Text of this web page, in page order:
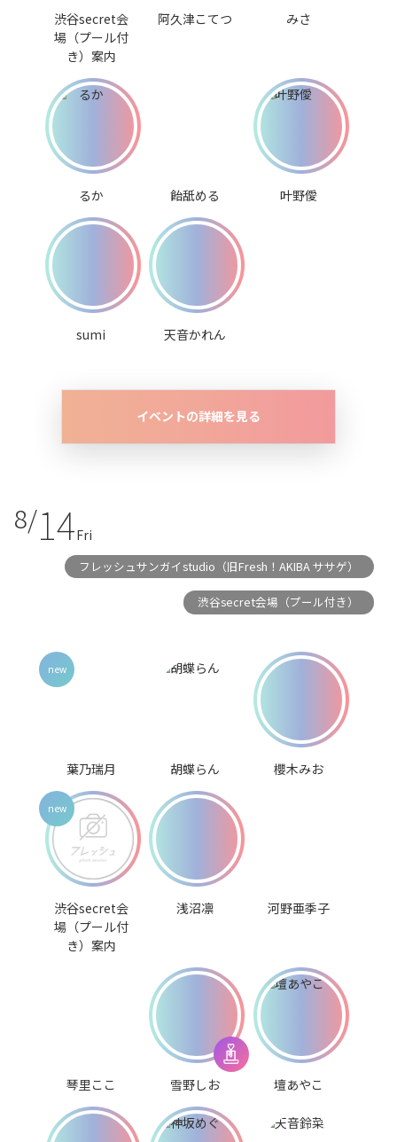
渋谷secret会
場（プール付
き）案内
阿久津こてつ みさ
るか 飴舐める 叶野僾
sumi 天音かれん
イベントの詳細を見る
8/14Fri
フレッシュサンガイstudio（旧Fresh！AKIBA ササゲ）
渋谷secret会場（プール付き）
葉乃瑞月 胡蝶らん 櫻木みお
渋谷secret会
場（プール付
き）案内
浅沼凛 河野亜季子
琴里ここ 雪野しお 壇あやこ